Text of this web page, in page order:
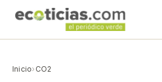
Inicio› CO2